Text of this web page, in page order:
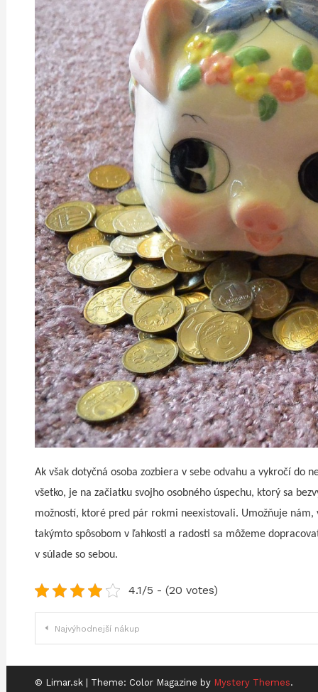
Ak však dotyčná osoba zozbiera v sebe odvahu a vykročí do
všetko, je na začiatku svojho osobného úspechu, ktorý sa
možností, ktoré pred pár rokmi neexistovali. Umožňuje
takýmto spôsobom v ľahkosti a radosti sa môžeme
v súlade so sebou.
4.1/5 - (20 votes)
Navigace
pro
Najvýhodnejší nákup
© Limar.sk | Theme: Color Magazine by Mystery Themes.